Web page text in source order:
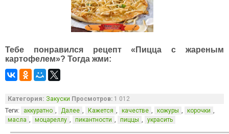
Тебе понравился рецепт «Пицца с жареным
картофелем»? Тогда жми:
Категория: Закуски Просмотров: 1 012
Теги: аккуратно Далее Кажется качестве кожуры корочки
масла моцареллу пикантности пиццы украсить